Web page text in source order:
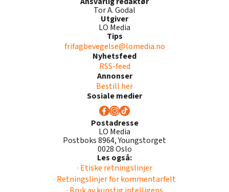
Tor A. Godal
Utgiver
LO Media
Tips
frifagbevegelse@lomedia.no
Nyhetsfeed
RSS-feed
Annonser
Bestill her
Sosiale medier
Postadresse
LO Media
Postboks 8964, Youngstorget
0028 Oslo
Les også:
· Etiske retningslinjer
· Retningslinjer for kommentarfelt